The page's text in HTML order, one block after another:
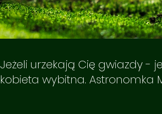
Jeżeli urzekają Cię gwiazdy -
kobieta wybitna. Astronomka